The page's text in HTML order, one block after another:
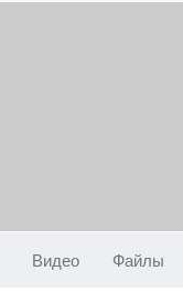
Видео Файлы